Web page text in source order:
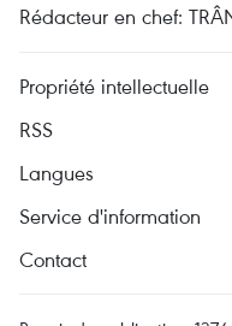
Rédacteur en chef:
Propriété intellectuelle
RSS
Langues
Service d'information
Contact